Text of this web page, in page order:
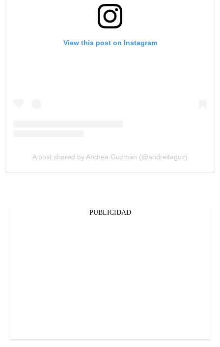
View this post on Instagram
A post shared by Andrea Guzman (@andreitaguz)
PUBLICIDAD